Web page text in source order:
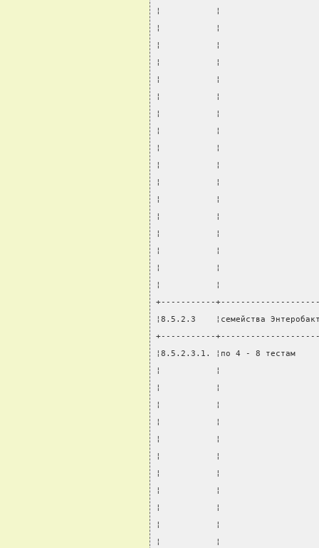
¦           ¦
¦           ¦
¦           ¦
¦           ¦
¦           ¦
¦           ¦
¦           ¦
¦           ¦
¦           ¦
¦           ¦
¦           ¦
¦           ¦
¦           ¦
¦           ¦
¦           ¦
¦           ¦
¦           ¦
+-----------
¦8.5.2.3    ¦семейства
+-----------
¦8.5.2.3.1. ¦по 4 - 8 тестам
¦           ¦
¦           ¦
¦           ¦
¦           ¦
¦           ¦
¦           ¦
¦           ¦
¦           ¦
¦           ¦
¦           ¦
¦           ¦